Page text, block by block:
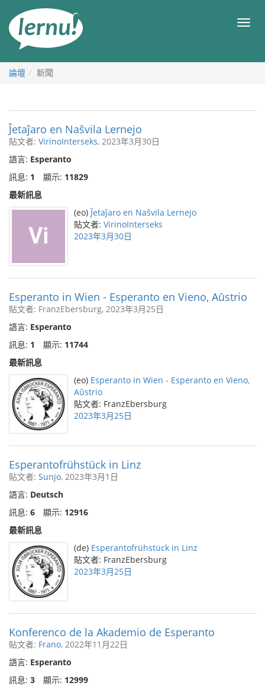
目
論壇 新聞
Ĵetaĵaro en Naŝvila Lernejo
貼文者: VirinoInterseks, 2023年3月30日
語言: Esperanto
訊息: 1 顯示: 11829
最新訊息
(eo)Ĵetaĵaro en Naŝvila Lernejo
貼文者: VirinoInterseks
2023年3月30日
Esperanto in Wien - Esperanto en Vieno, Aŭstrio
貼文者: FranzEbersburg, 2023年3月25日
語言: Esperanto
訊息: 1 顯示: 11744
最新訊息
(eo) Esperanto in Wien - Esperanto en Vieno,
Aŭstrio
貼文者: FranzEbersburg
2023年3月25日
Esperantofrühstück in Linz
貼文者: Sunjo, 2023年3月1日
語言: Deutsch
訊息: 6 顯示: 12916
最新訊息
(de) Esperantofrühstück in Linz
貼文者: FranzEbersburg
2023年3月25日
Konferenco de la Akademio de Esperanto
貼文者: Frano, 2022年11月22日
語言: Esperanto
訊息: 3 顯示: 12999